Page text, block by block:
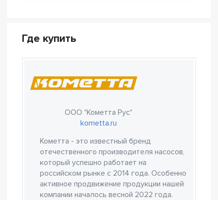
Где купить
ООО "Кометта Рус"
kometta.ru
Кометта - это известный бренд
отечественного производителя насосов,
который успешно работает на
российском рынке с 2014 года. Особенно
активное продвижение продукции нашей
компании началось весной 2022 года.